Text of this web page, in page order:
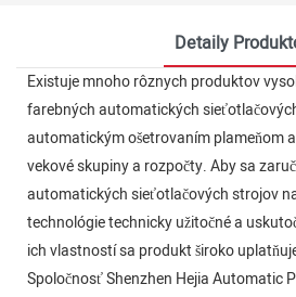
Detaily
Existuje mnoho rôznych produktov
farebných automatických
automatickým ošetrovaním plameňom
vekové skupiny a rozpočty. Aby sa
automatických sieťotlačových strojov
technológie technicky užitočné a
ich vlastností sa produkt široko
Spoločnosť Shenzhen Hejia Automatic